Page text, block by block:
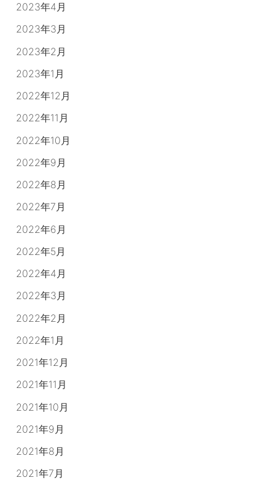
2023年4月
2023年3月
2023年2月
2023年1月
2022年12月
2022年11月
2022年10月
2022年9月
2022年8月
2022年7月
2022年6月
2022年5月
2022年4月
2022年3月
2022年2月
2022年1月
2021年12月
2021年11月
2021年10月
2021年9月
2021年8月
2021年7月